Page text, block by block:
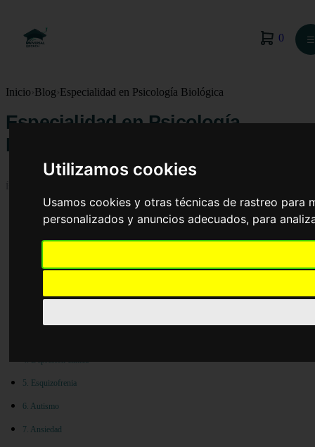
Utilizamos cookies
Usamos cookies y otras técnicas de rastreo para
personalizados y anuncios adecuados, para
0 ☰
Inicio ›Blog ›Especialidad en Psicología Biológica
Especialidad en Psicología
Biológica
Introducción
¿Qué es y cómo surge la psicobiología?
Áreas de estudio
4. Depresión clínica
5. Esquizofrenia
6. Autismo
7. Ansiedad